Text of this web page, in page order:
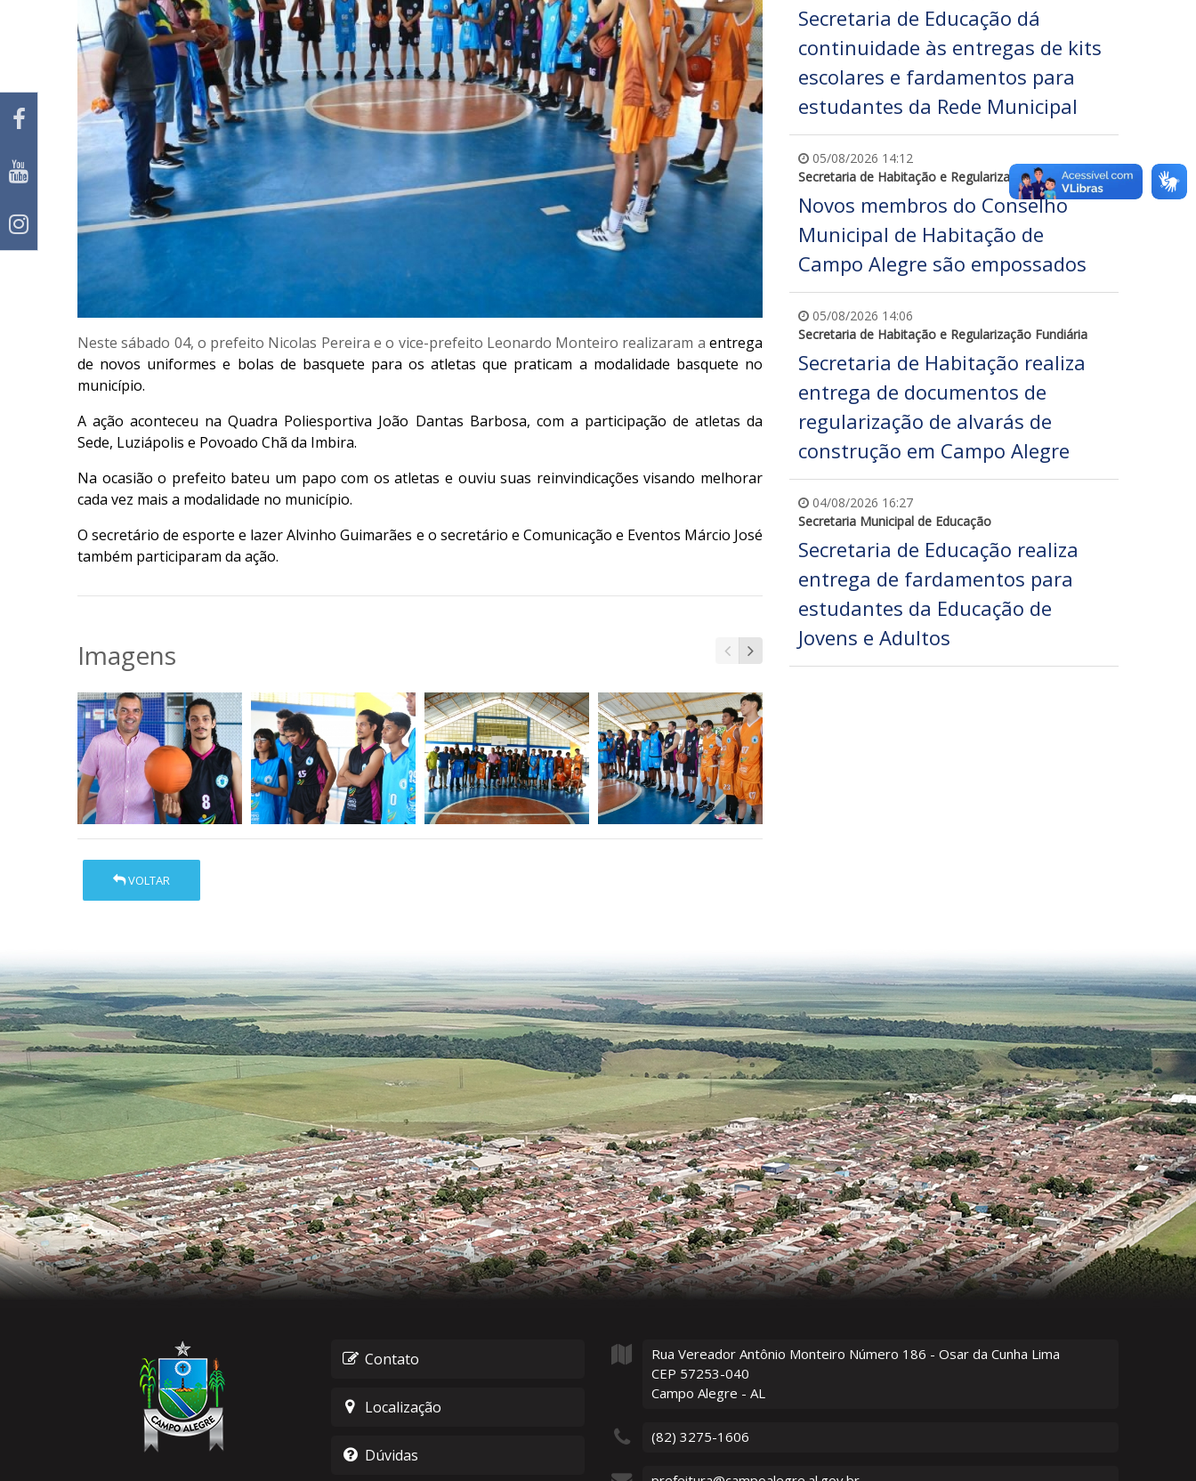
Neste sábado 04, o prefeito Nicolas Pereira e o vice-prefeito Leonardo Monteiro realizaram a entrega
de novos uniformes e bolas de basquete para os atletas que praticam a modalidade basquete no
município.
A ação aconteceu na Quadra Poliesportiva João Dantas Barbosa, com a participação de atletas da
Sede, Luziápolis e Povoado Chã da Imbira.
Na ocasião o prefeito bateu um papo com os atletas e ouviu suas reinvindicações visando melhorar
cada vez mais a modalidade no município.
O secretário de esporte e lazer Alvinho Guimarães e o secretário e Comunicação e Eventos Márcio José
também participaram da ação.
Imagens
VOLTAR
Secretaria de Educação dá
continuidade às entregas de kits
escolares e fardamentos para
estudantes da Rede Municipal
05/08/2026 14:12
Secretaria de Habitação e Regularização Fundiária
Novos membros do Conselho
Municipal de Habitação de
Campo Alegre são empossados
05/08/2026 14:06
Secretaria de Habitação e Regularização Fundiária
Secretaria de Habitação realiza
entrega de documentos de
regularização de alvarás de
construção em Campo Alegre
04/08/2026 16:27
Secretaria Municipal de Educação
Secretaria de Educação realiza
entrega de fardamentos para
estudantes da Educação de
Jovens e Adultos
Contato
Localização
Dúvidas
Rua Vereador Antônio Monteiro Número 186 - Osar da Cunha Lima
CEP 57253-040
Campo Alegre - AL
(82) 3275-1606